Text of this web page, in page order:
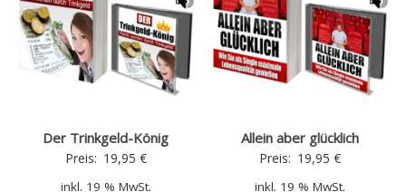
Der Trinkgeld-König
Preis: 19,95 €
inkl. 19 % MwSt.
Allein aber glücklich
Preis: 19,95€
inkl. 19 % MwSt.